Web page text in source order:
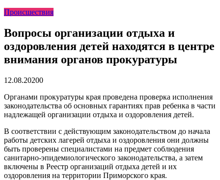
Происшествия
Вопросы организации отдыха и
оздоровления детей находятся в центре
внимания органов прокуратуры
12.08.20200
Органами прокуратуры края проведена проверка исполнения
законодательства об основных гарантиях прав ребенка в части
надлежащей организации отдыха и оздоровления детей.
В соответствии с действующим законодательством до начала
работы детских лагерей отдыха и оздоровления они должны
быть проверены специалистами на предмет соблюдения
санитарно-эпидемиологического законодательства, а затем
включены в Реестр организаций отдыха детей и их
оздоровления на территории Приморского края.